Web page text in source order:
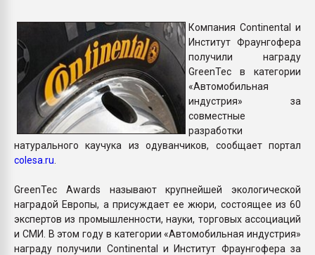
ПЕРЕЙТИ НА
Компания Continental и
Институт Фраунгофера
получили награду
GreenTec в категории
«Автомобильная
индустрия» за
совместные
разработки
натурального каучука из одуванчиков, сообщает портал
colesa.ru
GreenTec Awards называют крупнейшей экологической
наградой Европы, а присуждает ее жюри, состоящее из 60
экспертов из промышленности, науки, торговых ассоциаций
и СМИ. В этом году в категории «Автомобильная индустрия»
награду получили Continental и Институт Фраунгофера за